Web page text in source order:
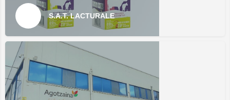
S.A.T. LACTURALE